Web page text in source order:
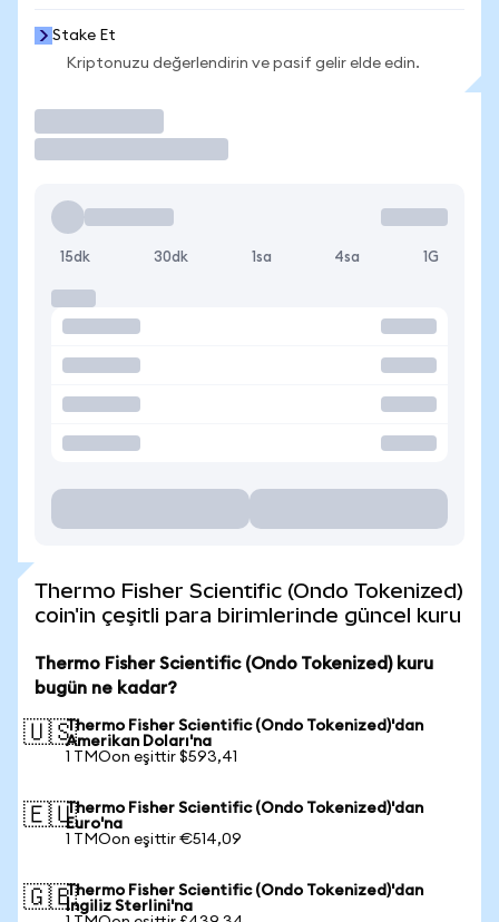
Stake Et
Kriptonuzu değerlendirin ve pasif gelir elde edin.
15dk 30dk 1sa 4sa 1G
Thermo Fisher Scientific (Ondo Tokenized)
coin'in çeşitli para birimlerinde güncel kuru
Thermo Fisher Scientific (Ondo Tokenized) kuru
bugün ne kadar?
🇺🇸Thermo Fisher Scientific (Ondo Tokenized)'dan
Amerikan Doları'na
1 TMOon eşittir $593,41
🇪🇺Thermo Fisher Scientific (Ondo Tokenized)'dan
Euro'na
1 TMOon eşittir €514,09
🇬🇧Thermo Fisher Scientific (Ondo Tokenized)'dan
İngiliz Sterlini'na